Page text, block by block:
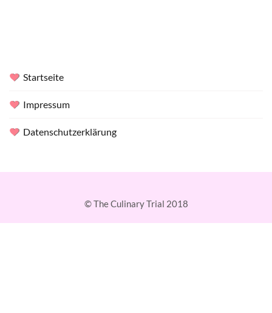
Startseite
Impressum
Datenschutzerklärung
© The Culinary Trial 2018